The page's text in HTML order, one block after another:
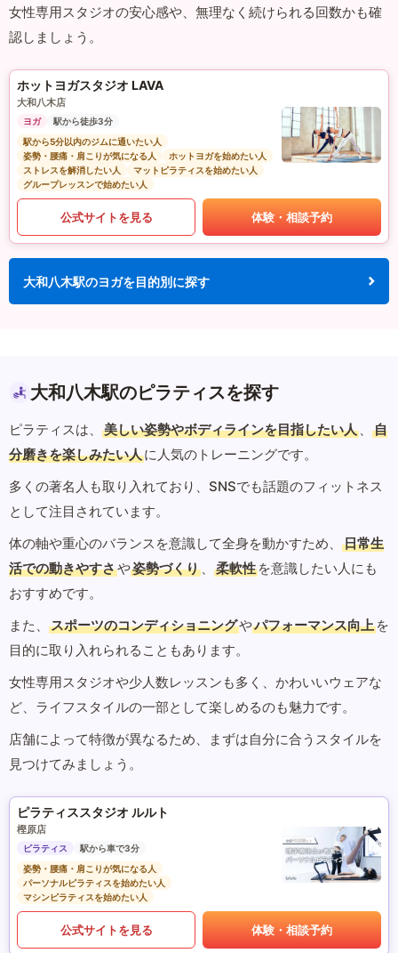
女性専用スタジオの安心感や、無理なく続けられる回数かも確
認しましょう。
ホットヨガスタジオ LAVA
大和八木店
ヨガ
駅から徒歩3分
駅から5分以内のジムに通いたい人
姿勢・腰痛・肩こりが気になる人
ホットヨガを始めたい人
ストレスを解消したい人
マットピラティスを始めたい人
グループレッスンで始めたい人
公式サイトを見る 体験・相談予約
大和八木駅のヨガを目的別に探す
大和八木駅のピラティスを探す
ピラティスは、 美しい姿勢やボディラインを目指したい人 、
自
分磨きを楽しみたい人に人気のトレーニングです。
多くの著名人も取り入れており、SNSでも話題のフィットネス
として注目されています。
体の軸や重心のバランスを意識して全身を動かすため、
日常生
活での動きやすさや姿勢づくり 、 柔軟性 を意識したい人にも
おすすめです。
また、
スポーツのコンディショニングやパフォーマンス向上 を
目的に取り入れられることもあります。
女性専用スタジオや少人数レッスンも多く、かわいいウェアな
ど、ライフスタイルの一部として楽しめるのも魅力です。
店舗によって特徴が異なるため、まずは自分に合うスタイルを
見つけてみましょう。
ピラティススタジオ ルルト
樫原店
ピラティス
駅から車で3分
姿勢・腰痛・肩こりが気になる人
パーソナルピラティスを始めたい人
マシンピラティスを始めたい人
公式サイトを見る 体験・相談予約